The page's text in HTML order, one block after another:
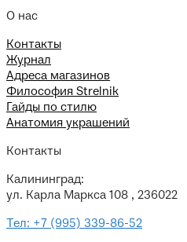
О нас
Контакты
Журнал
Адреса магазинов
Философия Strelnik
Гайды по стилю
Анатомия украшений
Контакты
Калининград:
ул. Карла Маркса 108 , 236022
Тел: +7 (995) 339-86-52